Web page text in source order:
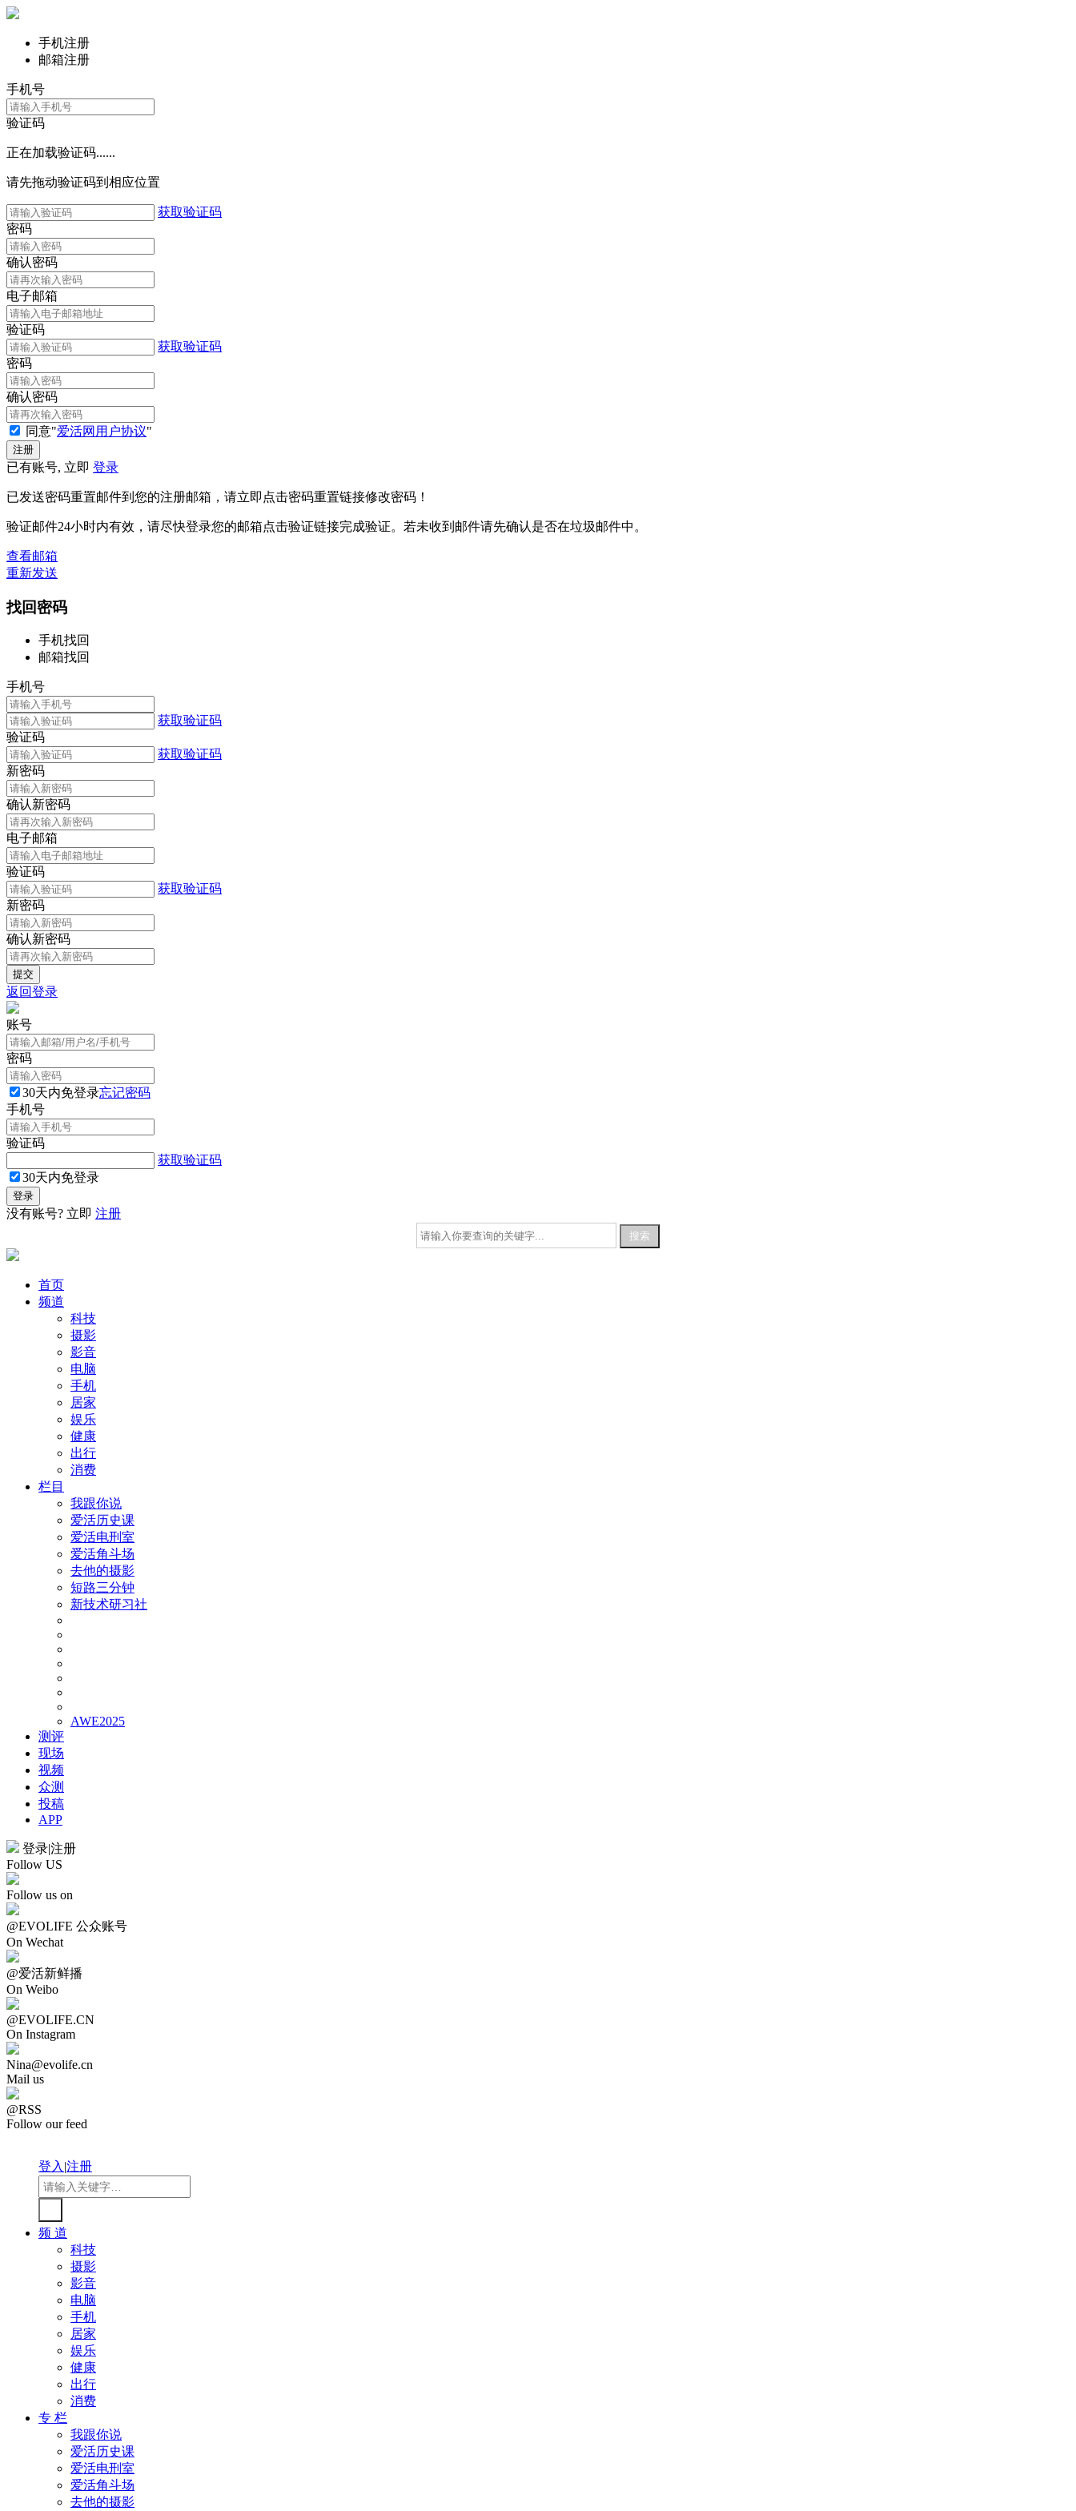
手机注册
邮箱注册
手机号
验证码
正在加载验证码......
请先拖动验证码到相应位置
获取验证码
密码
确认密码
电子邮箱
验证码
获取验证码
密码
确认密码
同意"爱活网用户协议"
已有账号, 立即 登录
已发送密码重置邮件到您的注册邮箱，请立即点击密码重置链接修改密码！
验证邮件24小时内有效，请尽快登录您的邮箱点击验证链接完成验证。若未收到邮件请先确认是否在垃圾邮件中。
查看邮箱
重新发送
找回密码
手机找回
邮箱找回
手机号
获取验证码
验证码
获取验证码
新密码
确认新密码
电子邮箱
验证码
获取验证码
新密码
确认新密码
返回登录
账号
密码
30天内免登录忘记密码
手机号
验证码
获取验证码
30天内免登录
没有账号? 立即 注册
首页
频道
科技
摄影
影音
电脑
手机
居家
娱乐
健康
出行
消费
栏目
我跟你说
爱活历史课
爱活电刑室
爱活角斗场
去他的摄影
短路三分钟
新技术研习社
AWE2025
测评
现场
视频
众测
投稿
APP
登录|注册
Follow US
Follow us on
@EVOLIFE 公众账号
On Wechat
@爱活新鲜播
On Weibo
@EVOLIFE.CN
On Instagram
Nina@evolife.cn
Mail us
@RSS
Follow our feed
登入|注册
频 道
科技
摄影
影音
电脑
手机
居家
娱乐
健康
出行
消费
专 栏
我跟你说
爱活历史课
爱活电刑室
爱活角斗场
去他的摄影